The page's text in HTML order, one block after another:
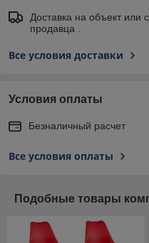
Доставка на объект или
продавца .
Все условия доставки
Условия оплаты
Безналичный расчет
Все условия оплаты
Подобные товары